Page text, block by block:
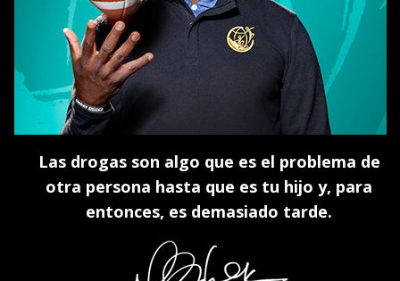
Las drogas son algo que es el problema de
otra persona hasta que es tu hijo y, para
entonces, es demasiado tarde.